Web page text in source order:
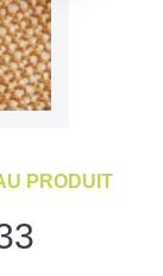
PRODUIT